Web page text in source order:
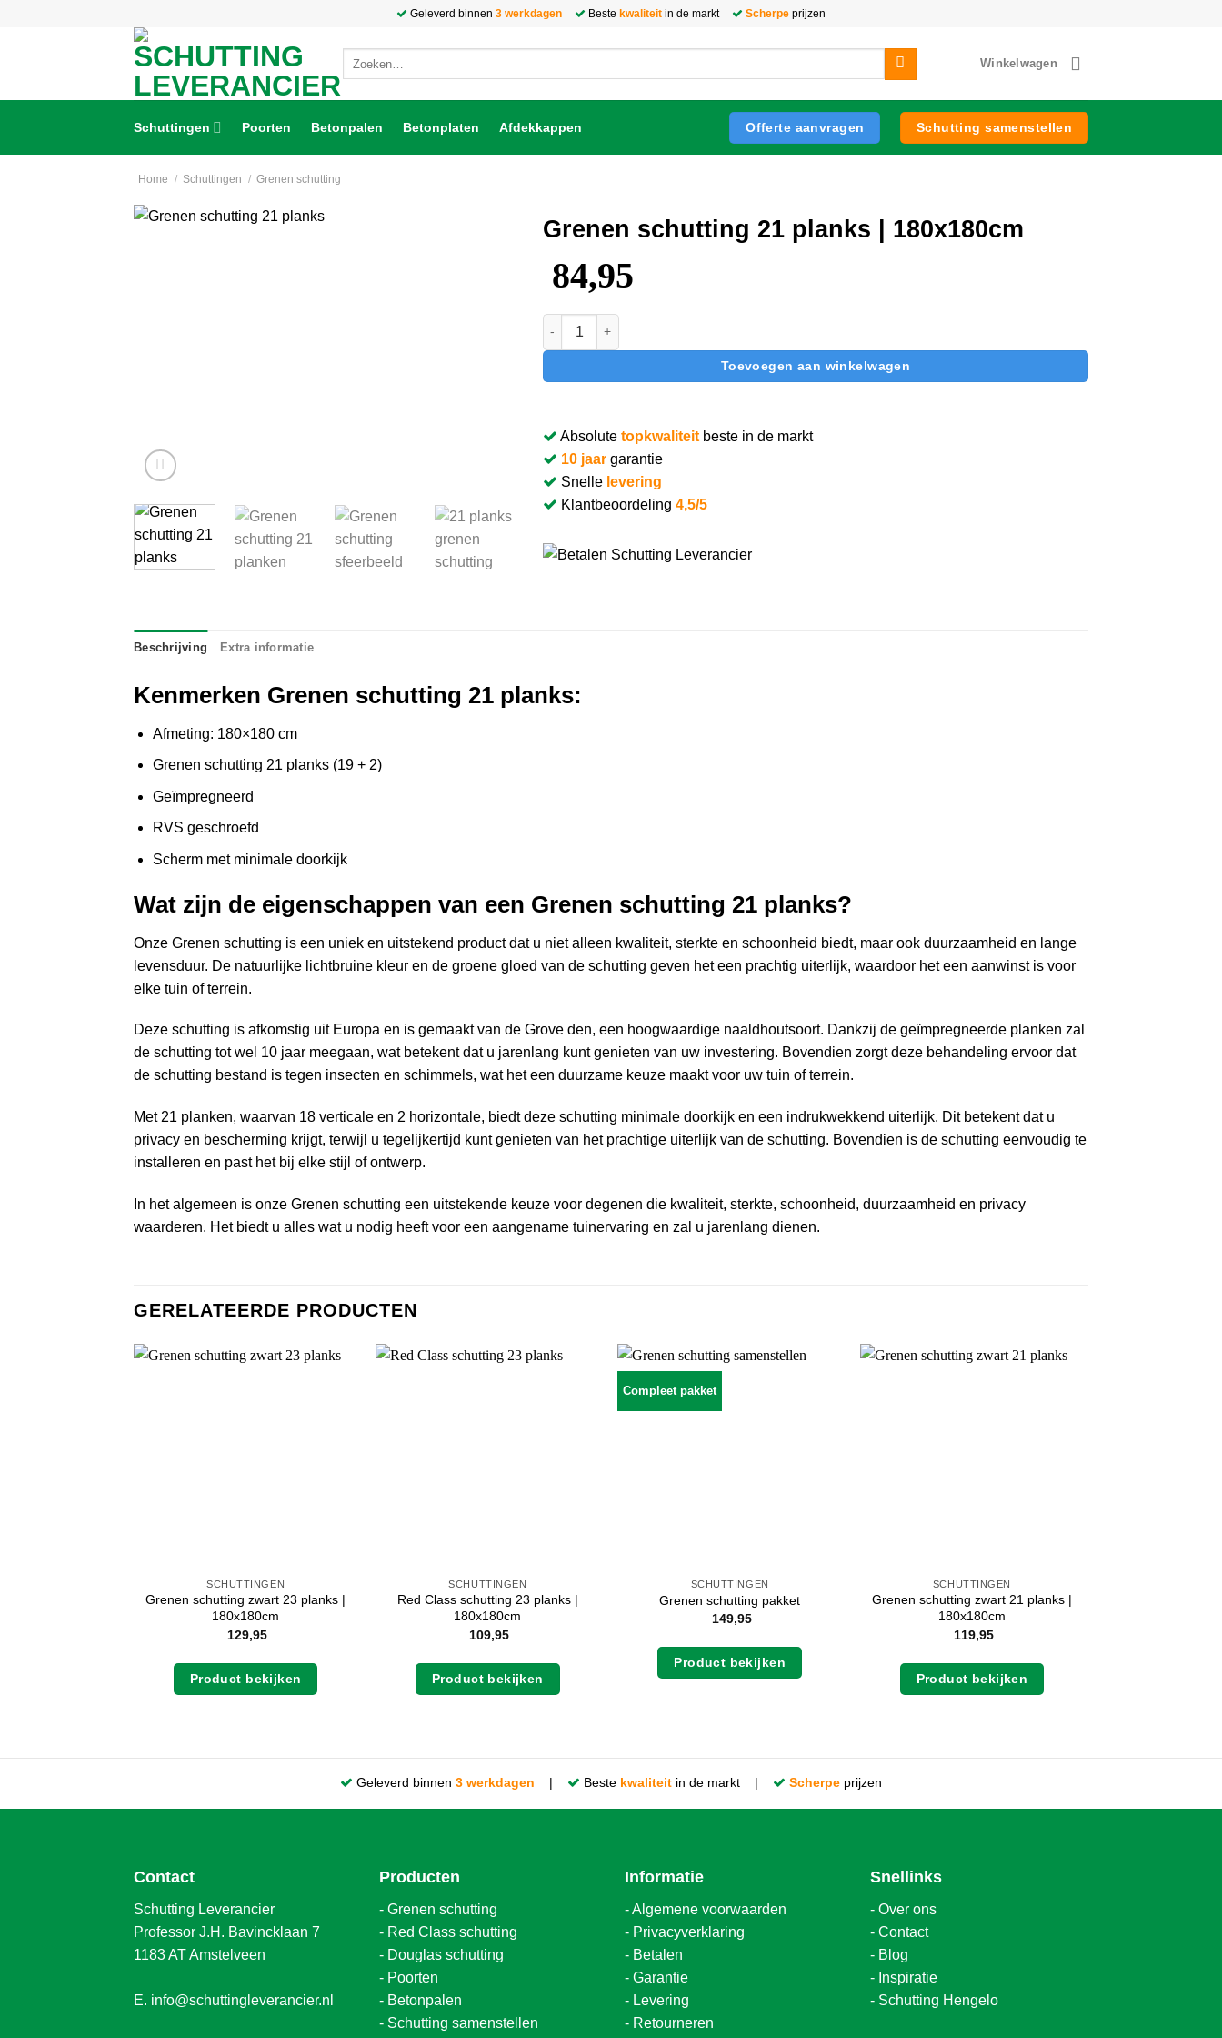
Geleverd binnen 3 werkdagen Beste kwaliteit in de markt Scherpe prijzen
Zoeken
naar:
Winkelwagen
Schuttingen Poorten Betonpalen Betonplaten Afdekkappen Offerte aanvragen Schutting samenstellen
Home / Schuttingen / Grenen schutting
Grenen schutting 21 planks | 180x180cm
84,95
Grenen schutting 21 planks | 180x180cm aantal
Toevoegen aan winkelwagen
Absolute topkwaliteit beste in de markt
10 jaar garantie
Snelle levering
Klantbeoordeling 4,5/5
Beschrijving Extra informatie
Kenmerken Grenen schutting 21 planks:
Afmeting: 180×180 cm
Grenen schutting 21 planks (19 + 2)
Geïmpregneerd
RVS geschroefd
Scherm met minimale doorkijk
Wat zijn de eigenschappen van een Grenen schutting 21 planks?
Onze Grenen schutting is een uniek en uitstekend product dat u niet alleen kwaliteit, sterkte en schoonheid biedt, maar ook duurzaamheid en lange
levensduur. De natuurlijke lichtbruine kleur en de groene gloed van de schutting geven het een prachtig uiterlijk, waardoor het een aanwinst is voor
elke tuin of terrein.
Deze schutting is afkomstig uit Europa en is gemaakt van de Grove den, een hoogwaardige naaldhoutsoort. Dankzij de geïmpregneerde planken zal
de schutting tot wel 10 jaar meegaan, wat betekent dat u jarenlang kunt genieten van uw investering. Bovendien zorgt deze behandeling ervoor dat
de schutting bestand is tegen insecten en schimmels, wat het een duurzame keuze maakt voor uw tuin of terrein.
Met 21 planken, waarvan 18 verticale en 2 horizontale, biedt deze schutting minimale doorkijk en een indrukwekkend uiterlijk. Dit betekent dat u
privacy en bescherming krijgt, terwijl u tegelijkertijd kunt genieten van het prachtige uiterlijk van de schutting. Bovendien is de schutting eenvoudig te
installeren en past het bij elke stijl of ontwerp.
In het algemeen is onze Grenen schutting een uitstekende keuze voor degenen die kwaliteit, sterkte, schoonheid, duurzaamheid en privacy
waarderen. Het biedt u alles wat u nodig heeft voor een aangename tuinervaring en zal u jarenlang dienen.
GERELATEERDE PRODUCTEN
SCHUTTINGEN
Grenen schutting zwart 23 planks |
180x180cm
129,95
Product bekijken
SCHUTTINGEN
Red Class schutting 23 planks |
180x180cm
109,95
Product bekijken
Compleet pakket
SCHUTTINGEN
Grenen schutting pakket
149,95
Product bekijken
SCHUTTINGEN
Grenen schutting zwart 21 planks |
180x180cm
119,95
Product bekijken
Geleverd binnen 3 werkdagen | Beste kwaliteit in de markt | Scherpe prijzen
Contact
Schutting Leverancier
Professor J.H. Bavincklaan 7
1183 AT Amstelveen
E. info@schuttingleverancier.nl
Producten
- Grenen schutting
- Red Class schutting
- Douglas schutting
- Poorten
- Betonpalen
- Schutting samenstellen
Informatie
-Algemene voorwaarden
- Privacyverklaring
- Betalen
- Garantie
- Levering
- Retourneren
Snellinks
- Over ons
- Contact
- Blog
- Inspiratie
- Schutting Hengelo